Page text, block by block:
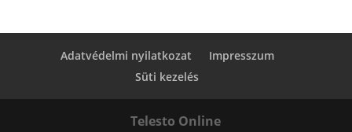
Adatvédelmi nyilatkozat
Impresszum
Süti kezelés
Telesto Online